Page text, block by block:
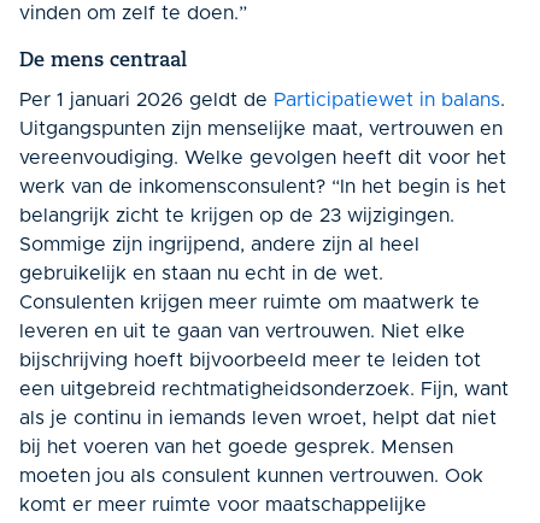
vinden om zelf te doen.”
De mens centraal
Per 1 januari 2026 geldt de Participatiewet in balans.
Uitgangspunten zijn menselijke maat, vertrouwen en
vereenvoudiging. Welke gevolgen heeft dit voor het
werk van de inkomensconsulent? “In het begin is het
belangrijk zicht te krijgen op de 23 wijzigingen.
Sommige zijn ingrijpend, andere zijn al heel
gebruikelijk en staan nu echt in de wet.
Consulenten krijgen meer ruimte om maatwerk te
leveren en uit te gaan van vertrouwen. Niet elke
bijschrijving hoeft bijvoorbeeld meer te leiden tot
een uitgebreid rechtmatigheidsonderzoek. Fijn, want
als je continu in iemands leven wroet, helpt dat niet
bij het voeren van het goede gesprek. Mensen
moeten jou als consulent kunnen vertrouwen. Ook
komt er meer ruimte voor maatschappelijke